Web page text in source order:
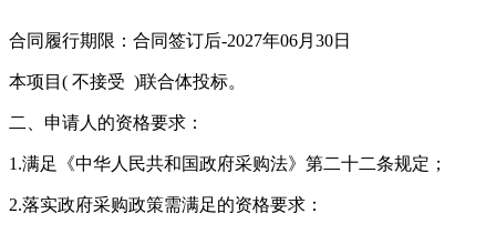
合同履行期限：合同签订后-2027年06月30日
本项目( 不接受 )联合体投标。
二、申请人的资格要求：
1.满足《中华人民共和国政府采购法》第二十二条规定；
2.落实政府采购政策需满足的资格要求：